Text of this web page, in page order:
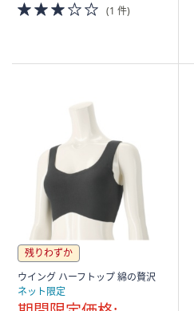
3.0
of
(1 件)
残りわずか
ウイング ハーフトップ 綿の贅沢
ネット限定